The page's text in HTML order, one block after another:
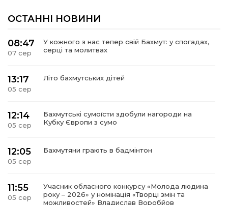
ОСТАННІ НОВИНИ
08:47
07 сер
У кожного з нас тепер свій Бахмут: у спогадах,
серці та молитвах
13:17
05 сер
Літо бахмутських дітей
12:14
05 сер
Бахмутські сумоїсти здобули нагороди на
Кубку Європи з сумо
12:05
05 сер
Бахмутяни грають в бадмінтон
11:55
05 сер
Учасник обласного конкурсу «Молода людина
року – 2026» у номінація «Творці змін та
можливостей» Владислав Воробйов